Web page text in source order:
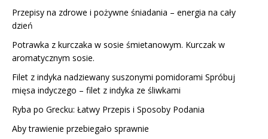
Przepisy na zdrowe i pożywne śniadania – energia na cały
dzień
Potrawka z kurczaka w sosie śmietanowym. Kurczak w
aromatycznym sosie.
Filet z indyka nadziewany suszonymi pomidorami Spróbuj
mięsa indyczego – filet z indyka ze śliwkami
Ryba po Grecku: Łatwy Przepis i Sposoby Podania
Aby trawienie przebiegało sprawnie